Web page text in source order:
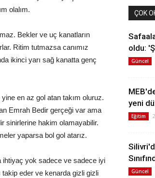
olalım.
Bekler ve uç kanatların
Ritim tutmazsa canımız
ikinci yarı sağ kanatta genç
en az gol atan takım oluruz.
Emrah Bedir gerçeği var ama
sinirlerine hakim olamayabilir.
yaparsa bol gol atarız.
ihtiyaç yok sadece ve sadece iyi
takip eder ve kenarda gizli gizli
ÇOK
oldu:
Güncel
yeni
Eğitim
Güncel